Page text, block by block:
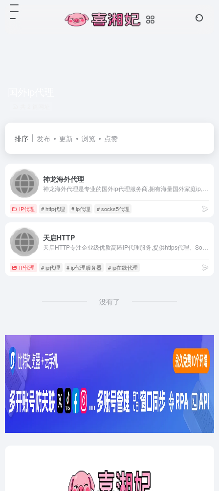
排序 发布 更新 浏览 点赞
神龙海外代理
IP代理 # http代理 # ip代理 # socks5代理
天启HTTP
IP代理 # ip代理 # ip代理服务器 # ip在线代理
没有了